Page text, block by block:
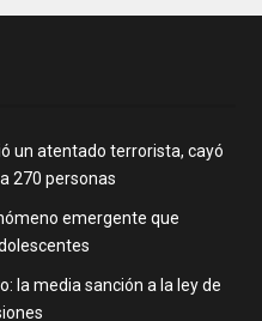
un atentado terrorista, cayó
270 personas
emergente que
la media sanción a la ley de